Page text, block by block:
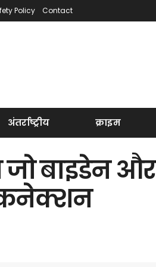
Policy Contact
अंतर्राष्ट्रीय क्राइम
बाइडेन और
कनेक्शन